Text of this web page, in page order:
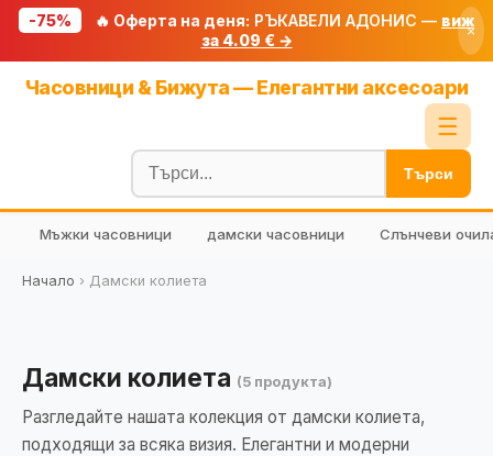
-75% 🔥 Оферта на деня: РЪКАВЕЛИ АДОНИС — виж
за 4.09 € →
×
Часовници & Бижута — Елегантни аксесоари
☰
Блог
🧮 Калкулатори
🔍 Намери продукт
Търси
Мъжки часовници дамски часовници Слънчеви
Начало › Дамски колиета
Дамски колиета (5 продукта)
Разгледайте нашата колекция от дамски колиета,
подходящи за всяка визия. Елегантни и модерни